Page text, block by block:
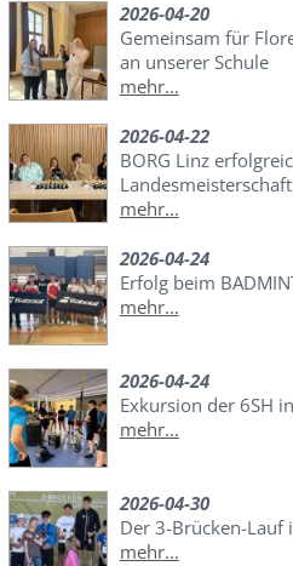
2026-04-20
Gemeinsam für
an unserer Schule
mehr...
2026-04-22
BORG Linz
mehr...
2026-04-24
Erfolg beim
mehr...
2026-04-24
Exkursion der 6SH
mehr...
2026-04-30
Der 3-Brücken-Lauf
mehr...